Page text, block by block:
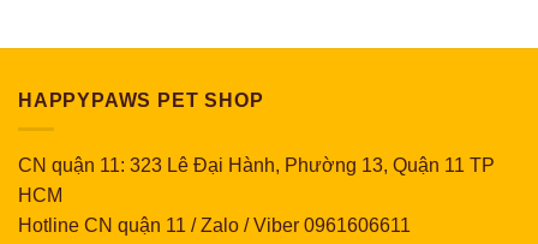
HAPPYPAWS PET SHOP
CN quận 11: 323 Lê Đại Hành, Phường 13, Quận 11 TP
HCM
Hotline CN quận 11 / Zalo / Viber 0961606611